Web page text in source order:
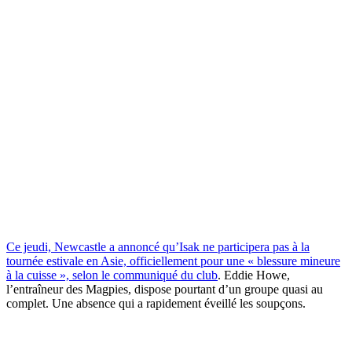
Ce jeudi, Newcastle a annoncé qu’Isak ne participera pas à la
tournée estivale en Asie, officiellement pour une « blessure mineure
à la cuisse », selon le communiqué du club. Eddie Howe,
l’entraîneur des Magpies, dispose pourtant d’un groupe quasi au
complet. Une absence qui a rapidement éveillé les soupçons.